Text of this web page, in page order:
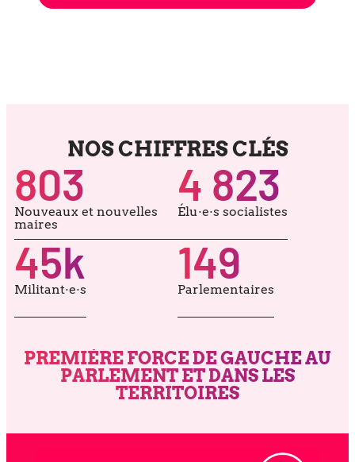
NOS CHIFFRES CLÉS
Nouveaux et nou­velles
maires
803
Élu·e·s socia­listes
4 823
Militant·e·s
45k
Parlementaires
149
PREMIÈRE FORCE DE GAUCHE AU
PARLEMENT ET DANS LES
TERRITOIRES